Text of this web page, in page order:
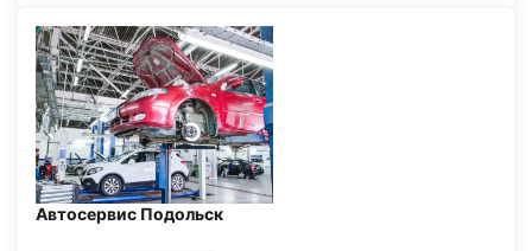
Автосервис Подольск